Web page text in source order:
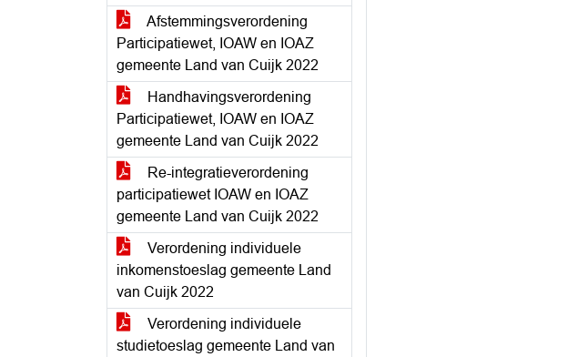
Afstemmingsverordening
Participatiewet, IOAW en IOAZ
gemeente Land van Cuijk 2022
Handhavingsverordening
Participatiewet, IOAW en IOAZ
gemeente Land van Cuijk 2022
Re-integratieverordening
participatiewet IOAW en IOAZ
gemeente Land van Cuijk 2022
Verordening individuele
inkomenstoeslag gemeente Land
van Cuijk 2022
Verordening individuele
studietoeslag gemeente Land van